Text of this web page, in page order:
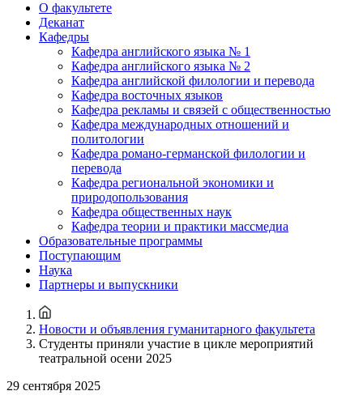
О факультете
Деканат
Кафедры
Кафедра английского языка № 1
Кафедра английского языка № 2
Кафедра английской филологии и перевода
Кафедра восточных языков
Кафедра рекламы и связей с общественностью
Кафедра международных отношений и
политологии
Кафедра романо-германской филологии и
перевода
Кафедра региональной экономики и
природопользования
Кафедра общественных наук
Кафедра теории и практики массмедиа
Образовательные программы
Поступающим
Наука
Партнеры и выпускники
Новости и объявления гуманитарного факультета
Студенты приняли участие в цикле мероприятий
театральной осени 2025
29 сентября 2025